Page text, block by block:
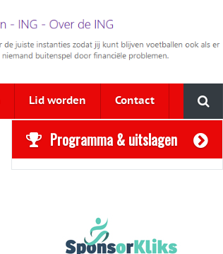
Lid worden Contact
Programma & uitslagen